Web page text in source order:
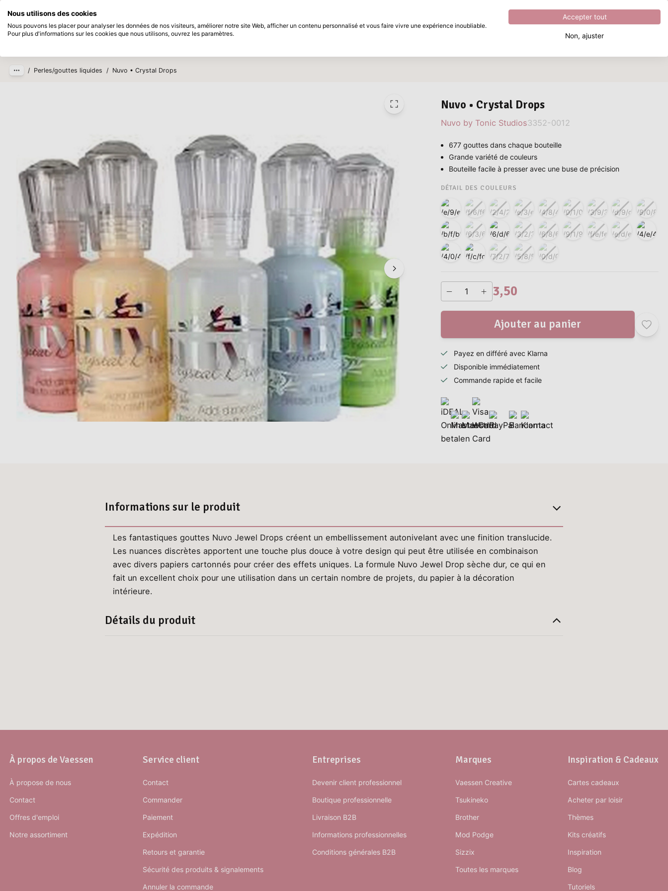
Passer au contenu principal
Disponible immédiatement Excellent 4.8sur5
Nouveau Bientôt
/ Perles/gouttes liquides / Nuvo • Crystal Drops
Nuvo • Crystal Drops
Nuvo by Tonic Studios3352-0012
677 gouttes dans chaque bouteille
Grande variété de couleurs
Bouteille facile à presser avec une buse de précision
DÉTAIL DES COULEURS
3,50
Ajouter au panier
Payez en différé avec Klarna
Disponible immédiatement
Commande rapide et facile
Informations sur le produit
Les fantastiques gouttes Nuvo Jewel Drops créent un embellissement autonivelant avec une finition translucide.
Les nuances discrètes apportent une touche plus douce à votre design qui peut être utilisée en combinaison
avec divers papiers cartonnés pour créer des effets uniques. La formule Nuvo Jewel Drop sèche dur, ce qui en
fait un excellent choix pour une utilisation dans un certain nombre de projets, du papier à la décoration
intérieure.
Détails du produit
À propos de Vaessen
À propose de nous
Contact
Offres d'emploi
Notre assortiment
Service client
Contact
Commander
Paiement
Expédition
Retours et garantie
Sécurité des produits & signalements
Annuler la commande
Entreprises
Devenir client professionnel
Boutique professionnelle
Livraison B2B
Informations professionnelles
Conditions générales B2B
Marques
Vaessen Creative
Tsukineko
Brother
Mod Podge
Sizzix
Toutes les marques
Inspiration & Cadeaux
Cartes cadeaux
Acheter par loisir
Thèmes
Kits créatifs
Inspiration
Blog
Tutoriels
Nous utilisons des cookies
Nous pouvons les placer pour analyser les données de nos visiteurs, améliorer notre site Web, afficher un contenu personnalisé et vous faire vivre une expérience inoubliable.
Pour plus d'informations sur les cookies que nous utilisons, ouvrez les paramètres.
Accepter tout
Non, ajuster